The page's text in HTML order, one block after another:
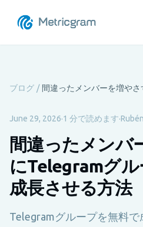
ブログ /
June 29, 2026·1 分で読めます·
間違ったメンバ
にTelegramグ
成長させる方法
Telegramグループを無料